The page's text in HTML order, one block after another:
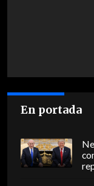
En portada